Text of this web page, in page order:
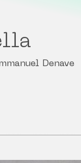
Denave